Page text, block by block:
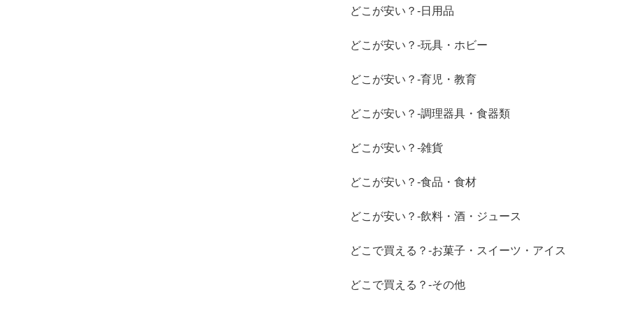
どこが安い？-日用品
どこが安い？-玩具・ホビー
どこが安い？-育児・教育
どこが安い？-調理器具・食器類
どこが安い？-雑貨
どこが安い？-食品・食材
どこが安い？-飲料・酒・ジュース
どこで買える？-お菓子・スイーツ・アイス
どこで買える？-その他